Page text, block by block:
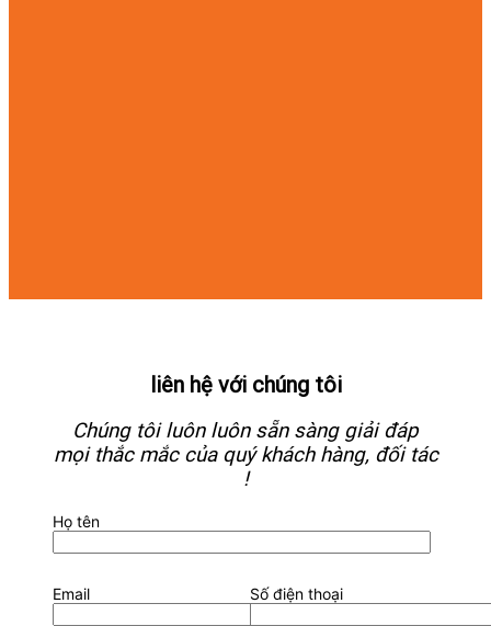
liên hệ với chúng tôi
Chúng tôi luôn luôn sẵn sàng giải đáp
mọi thắc mắc của quý khách hàng, đối tác
!
Họ tên
Email Số điện thoại